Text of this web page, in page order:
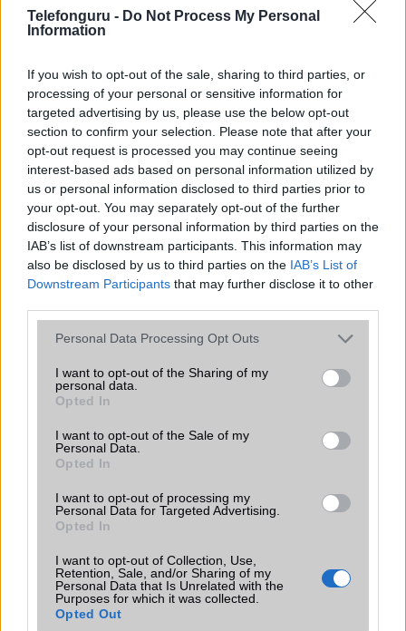
Telefonguru - Do Not Process My Personal
Information
If you wish to opt-out of the sale, sharing to third parties, or
processing of your personal or sensitive information for
targeted advertising by us, please use the below opt-out
section to confirm your selection. Please note that after your
opt-out request is processed you may continue seeing
interest-based ads based on personal information utilized by
us or personal information disclosed to third parties prior to
your opt-out. You may separately opt-out of the further
disclosure of your personal information by third parties on the
IAB’s list of downstream participants. This information may
also be disclosed by us to third parties on the IAB’s List of
Downstream Participants that may further disclose it to other
Please note that this website/app uses one or more Google
not limited to your visit or usage behaviour. You may click to
grant or deny consent to Google and its third-party tags to
use your data for below specified purposes in below Google
consent section.
Personal Data Processing Opt Outs
I want to opt-out of the Sharing of my
personal data.
Opted In
I want to opt-out of the Sale of my
Personal Data.
Opted In
I want to opt-out of processing my
Personal Data for Targeted Advertising.
Opted In
I want to opt-out of Collection, Use,
Retention, Sale, and/or Sharing of my
Personal Data that Is Unrelated with the
Purposes for which it was collected.
Opted Out
SNS integráció alap szolgáltatás
T9 szótár alkalmazás független szótár
Office alkalmazások alap szolgáltatás
Iránytũ ecompass
Extrák Nincs
EGYÉB
Vibra jelzés alap szolgáltatás
SIM típus nanoSIM
SIM-ek száma 2
Terület
Brand
Védelem IP69
Limited Edition
SAR
1,27
N/A = Nincs adat. Legutóbbi frissítés: 2026-07-13 19:00:00